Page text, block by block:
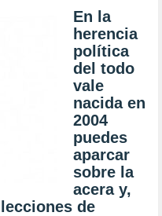
En la
herencia
política
del todo
vale
nacida en
2004
puedes
aparcar
sobre la
acera y,
de